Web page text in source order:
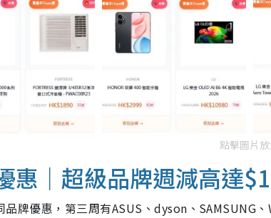
點擊圖片
惠｜超級品牌週減高達
品牌優惠，第三周有ASUS、dyson、SAMSUNG